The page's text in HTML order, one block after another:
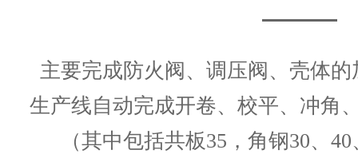
主要完成防火阀、调压阀、壳体
生产线自动完成开卷、校平、冲角
（其中包括共板35，角钢30、